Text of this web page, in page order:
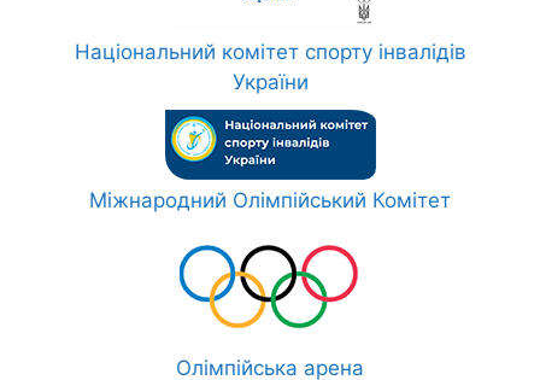
Національний комітет спорту інвалідів
України
Міжнародний Олімпійський Комітет
Олімпійська арена